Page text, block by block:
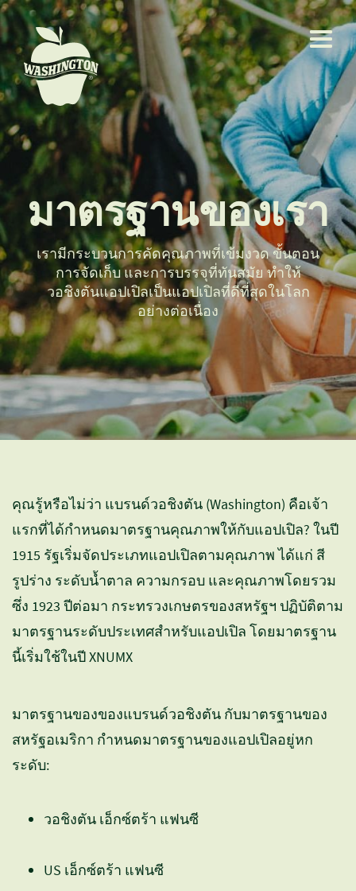
มาตรฐานของเรา
เรามีกระบวนการคัดคุณภาพที่เข้มงวด ขั้นตอน
การจัดเก็บ และการบรรจุที่ทันสมัย ทำให้
วอชิงตันแอปเปิลเป็นแอปเปิลที่ดีที่สุดในโลก
อย่างต่อเนื่อง
คุณรู้หรือไม่ว่า แบรนด์วอชิงตัน (Washington) คือเจ้า
แรกที่ได้กำหนดมาตรฐานคุณภาพให้กับแอปเปิล? ในปี
1915 รัฐเริ่มจัดประเภทแอปเปิลตามคุณภาพ ได้แก่ สี
รูปร่าง ระดับน้ำตาล ความกรอบ และคุณภาพโดยรวม
ซึ่ง 1923 ปีต่อมา กระทรวงเกษตรของสหรัฐฯ ปฏิบัติตาม
มาตรฐานระดับประเทศสำหรับแอปเปิล โดยมาตรฐาน
นี้เริ่มใช้ในปี XNUMX
มาตรฐานของของแบรนด์วอชิงตัน กับมาตรฐานของ
สหรัฐอเมริกา กำหนดมาตรฐานของแอปเปิลอยู่หก
ระดับ:
วอชิงตัน เอ็กซ์ตร้า แฟนซี
US เอ็กซ์ตร้า แฟนซี